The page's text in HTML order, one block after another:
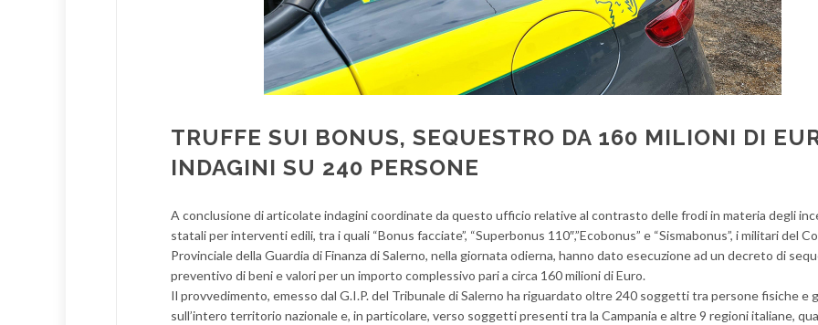
TRUFFE SUI BONUS, SEQUESTRO DA 160 MILIONI DI
INDAGINI SU 240 PERSONE
A conclusione di articolate indagini coordinate da questo ufficio relative al contrasto delle frodi in materia degli
statali per interventi edili, tra i quali “Bonus facciate”, “Superbonus 110″,”Ecobonus” e “Sismabonus”, i militari del
Provinciale della Guardia di Finanza di Salerno, nella giornata odierna, hanno dato esecuzione ad un decreto di
preventivo di beni e valori per un importo complessivo pari a circa 160 milioni di Euro.
Il provvedimento, emesso dal G.I.P. del Tribunale di Salerno ha riguardato oltre 240 soggetti tra persone fisiche e
sull’intero territorio nazionale e, in particolare, verso soggetti presenti tra la Campania e altre 9 regioni italiane,